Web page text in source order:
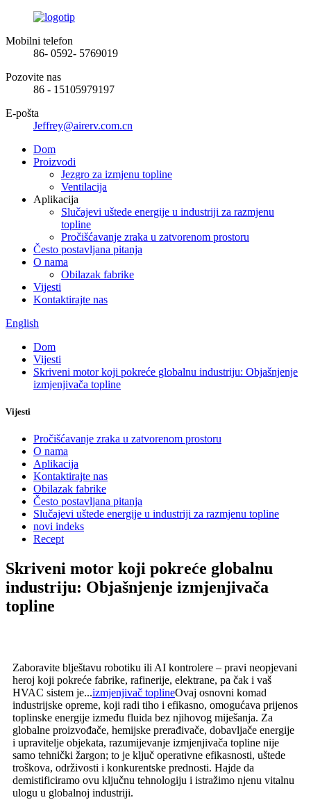
Mobilni telefon
86- 0592- 5769019
Pozovite nas
86 - 15105979197
E-pošta
Jeffrey@airerv.com.cn
Dom
Proizvodi
Jezgro za izmjenu topline
Ventilacija
Aplikacija
Slučajevi uštede energije u industriji za razmjenu
topline
Pročišćavanje zraka u zatvorenom prostoru
Često postavljana pitanja
O nama
Obilazak fabrike
Vijesti
Kontaktirajte nas
English
Dom
Vijesti
Skriveni motor koji pokreće globalnu industriju: Objašnjenje
izmjenjivača topline
Vijesti
Pročišćavanje zraka u zatvorenom prostoru
O nama
Aplikacija
Kontaktirajte nas
Obilazak fabrike
Često postavljana pitanja
Slučajevi uštede energije u industriji za razmjenu topline
novi indeks
Recept
Skriveni motor koji pokreće globalnu
industriju: Objašnjenje izmjenjivača
topline
Zaboravite blještavu robotiku ili AI kontrolere – pravi neopjevani
heroj koji pokreće fabrike, rafinerije, elektrane, pa čak i vaš
HVAC sistem je...izmjenjivač toplineOvaj osnovni komad
industrijske opreme, koji radi tiho i efikasno, omogućava prijenos
toplinske energije između fluida bez njihovog miješanja. Za
globalne proizvođače, hemijske prerađivače, dobavljače energije
i upravitelje objekata, razumijevanje izmjenjivača topline nije
samo tehnički žargon; to je ključ operativne efikasnosti, uštede
troškova, održivosti i konkurentske prednosti. Hajde da
demistificiramo ovu ključnu tehnologiju i istražimo njenu vitalnu
ulogu u globalnoj industriji.